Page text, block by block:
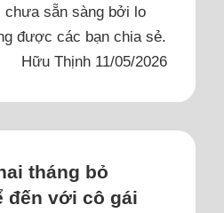
sẵn sàng bởi lo
được các bạn chia sẻ.
Hữu Thịnh 11/05/2026
tháng bỏ
đến với cô gái